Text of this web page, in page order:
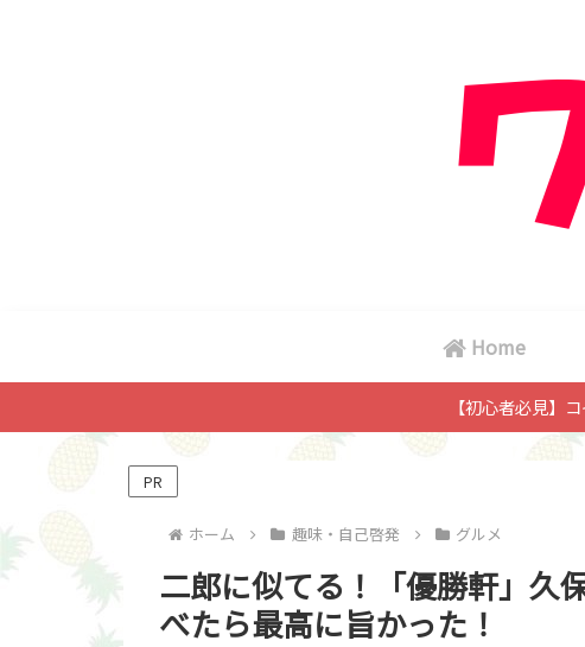
Home
【初心者必見】
PR
ホーム 趣味・自己啓発 グルメ
二郎に似てる！「優勝軒」久
べたら最高に旨かった！